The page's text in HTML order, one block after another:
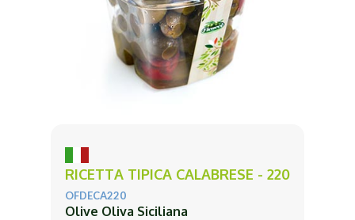
RICETTA TIPICA CALABRESE - 220
OFDECA220
Olive Oliva Siciliana